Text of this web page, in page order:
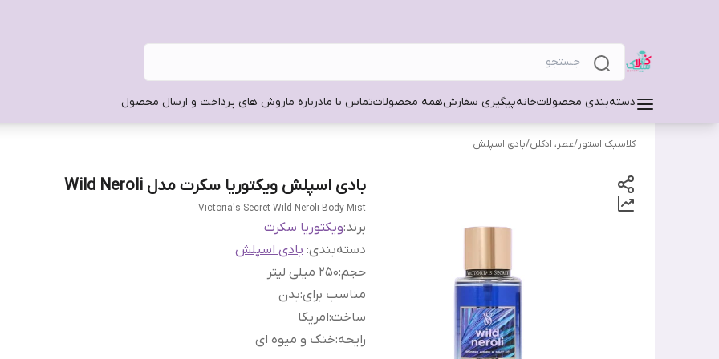
دسته‌بندی محصولاتخانهپیگیری سفارشهمه محصولاتتماس با مادرباره ماروش های پرداخت و ارسال محصول
کلاسیک استور/عطر، ادکلن/بادی اسپلش
بادی اسپلش ویکتوریا سکرت مدل Wild Neroli
Victoria's Secret Wild Neroli Body Mist
برند:ویکتوریا سکرت
دسته‌بندی: بادی اسپلش
حجم:250 میلی لیتر
مناسب برای:بدن
ساخت:امریکا
رایحه:خنک و میوه ای